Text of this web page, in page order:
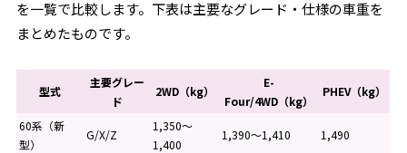
を一覧で比較します。下表は主要なグレード・仕様の車重を
まとめたものです。
型式
主要グレー
ド
2WD（kg）
E-
Four/4WD（kg）
PHEV（kg）
60系（新
型）
G/X/Z
1,350〜
1,400
1,390〜1,410 1,490